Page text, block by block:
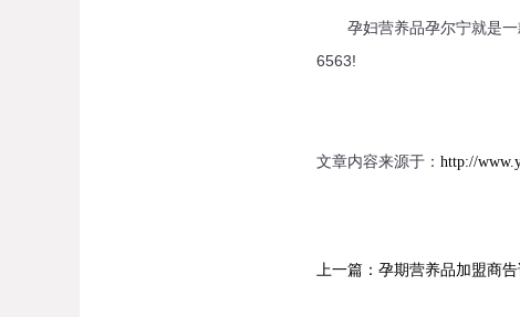
孕妇营养品孕尔宁就是一
6563!
文章内容来源于： http://
上一篇：孕期营养品加盟商